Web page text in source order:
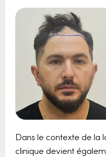
Dans le contexte de la
clinique devient